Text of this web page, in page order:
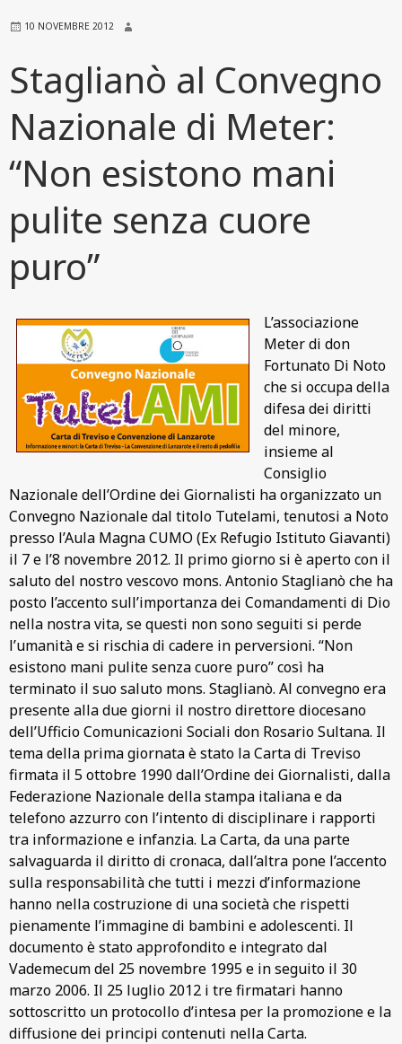
10 NOVEMBRE 2012
Staglianò al Convegno
Nazionale di Meter:
“Non esistono mani
pulite senza cuore
puro”
L’associazione
Meter di don
Fortunato Di Noto
che si occupa della
difesa dei diritti
del minore,
insieme al
Consiglio
Nazionale dell’Ordine dei Giornalisti ha organizzato un
Convegno Nazionale dal titolo Tutelami, tenutosi a Noto
presso l’Aula Magna CUMO (Ex Refugio Istituto Giavanti)
il 7 e l’8 novembre 2012. Il primo giorno si è aperto con il
saluto del nostro vescovo mons. Antonio Staglianò che ha
posto l’accento sull’importanza dei Comandamenti di Dio
nella nostra vita, se questi non sono seguiti si perde
l’umanità e si rischia di cadere in perversioni. “Non
esistono mani pulite senza cuore puro” così ha
terminato il suo saluto mons. Staglianò. Al convegno era
presente alla due giorni il nostro direttore diocesano
dell’Ufficio Comunicazioni Sociali don Rosario Sultana. Il
tema della prima giornata è stato la Carta di Treviso
firmata il 5 ottobre 1990 dall’Ordine dei Giornalisti, dalla
Federazione Nazionale della stampa italiana e da
telefono azzurro con l’intento di disciplinare i rapporti
tra informazione e infanzia. La Carta, da una parte
salvaguarda il diritto di cronaca, dall’altra pone l’accento
sulla responsabilità che tutti i mezzi d’informazione
hanno nella costruzione di una società che rispetti
pienamente l’immagine di bambini e adolescenti. Il
documento è stato approfondito e integrato dal
Vademecum del 25 novembre 1995 e in seguito il 30
marzo 2006. Il 25 luglio 2012 i tre firmatari hanno
sottoscritto un protocollo d’intesa per la promozione e la
diffusione dei principi contenuti nella Carta.